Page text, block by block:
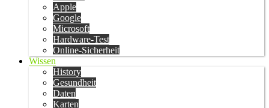
Apple
Google
Microsoft
Hardware-Test
Online-Sicherheit
Wissen
History
Gesundheit
Daten
Karten